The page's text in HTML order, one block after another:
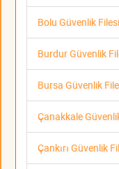
Bolu Güvenlik
Burdur Güvenlik
Bursa Güvenlik
Çanakkale
Çankırı Güvenlik